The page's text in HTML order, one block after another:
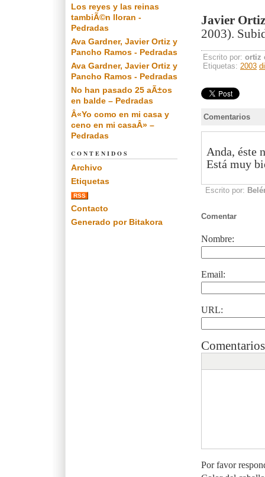
Javier Ortiz
2003).
Escrito por: ortiz
Etiquetas: 2003
Comentarios
Anda, éste
Está muy
Escrito por:
Comentar
Nombre:
Email:
URL:
Por favor
Los reyes y las reinas
tambiÃ©n lloran -
Pedradas
Ava Gardner, Javier Ortiz y
Pancho Ramos - Pedradas
Ava Gardner, Javier Ortiz y
Pancho Ramos - Pedradas
No han pasado 25 aÃ±os
en balde – Pedradas
Â«Yo como en mi casa y
ceno en mi casaÂ» –
Pedradas
CONTENIDOS
Archivo
Etiquetas
RSS
Contacto
Generado por Bitakora